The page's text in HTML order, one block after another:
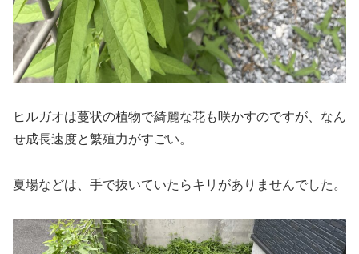
ヒルガオは蔓状の植物で綺麗な花も咲かすのですが、なん
せ成長速度と繁殖力がすごい。
夏場などは、手で抜いていたらキリがありませんでした。